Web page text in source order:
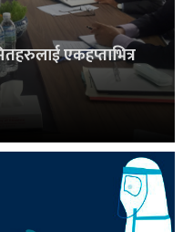
एकहप्ताभित्र